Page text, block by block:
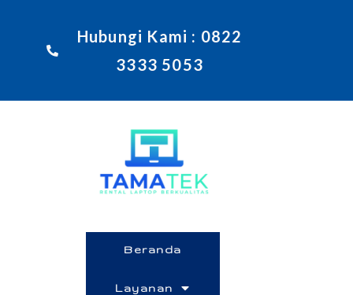
Hubungi Kami : 0822
3333 5053
Beranda
Layanan